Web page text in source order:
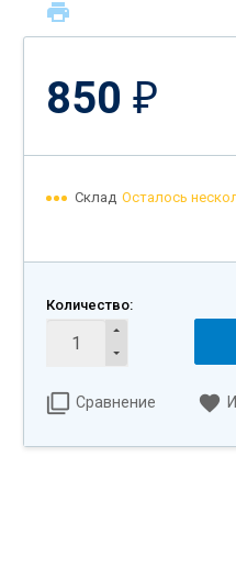
850 ₽
Склад Осталось
Количество:
Сравнение